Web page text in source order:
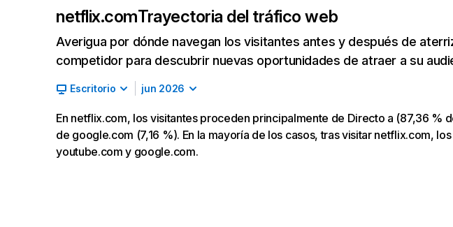
netflix.comTrayectoria del tráfico web
Averigua por dónde navegan los visitantes antes y después de
competidor para descubrir nuevas oportunidades de atraer a su
Escritorio jun 2026
En netflix.com, los visitantes proceden principalmente de Directo a (87,36 %
de google.com (7,16 %). En la mayoría de los casos, tras visitar netflix.com,
youtube.com y google.com.